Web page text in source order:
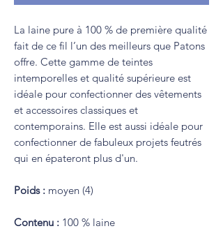
La laine pure à 100 % de première qualité
fait de ce fil l’un des meilleurs que Patons
offre. Cette gamme de teintes
intemporelles et qualité supérieure est
idéale pour confectionner des vêtements
et accessoires classiques et
contemporains. Elle est aussi idéale pour
confectionner de fabuleux projets feutrés
qui en épateront plus d'un.
Poids : moyen (4)
Contenu : 100 % laine